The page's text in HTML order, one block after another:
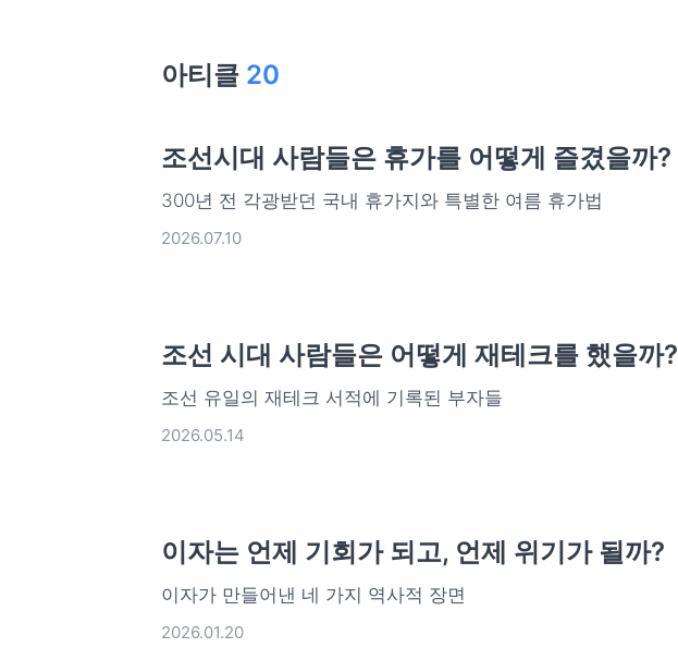
아티클 20
조선시대 사람들은 휴가를 어떻게 즐겼을까?
300년 전 각광받던 국내 휴가지와 특별한 여름 휴가법
2026.07.10
조선 시대 사람들은 어떻게 재테크를 했을까?
조선 유일의 재테크 서적에 기록된 부자들
2026.05.14
이자는 언제 기회가 되고, 언제 위기가 될까?
이자가 만들어낸 네 가지 역사적 장면
2026.01.20